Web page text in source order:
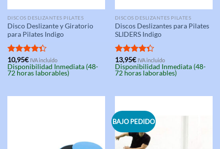
DISCOS DESLIZANTES PILATES
Disco Deslizante y Giratorio
para Pilates Indigo
Valorado
con4.33
de 5
10,95€ IVA incluido
Disponibilidad Inmediata (48-
72 horas laborables)
DISCOS DESLIZANTES PILATES
Discos Deslizantes para Pilates
SLIDERS Indigo
Valorado
con4.33
de 5
13,95€ IVA incluido
Disponibilidad Inmediata (48-
72 horas laborables)
BAJO PEDIDO